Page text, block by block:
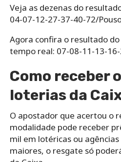
Veja as dezenas do
04-07-12-27-37-40-72/
Agora confira o resultado
tempo real: 07-08-11-13-16-
Como receber
loterias da
O apostador que acertou o
modalidade pode receber
mil em lotéricas ou
maiores, o resgate só